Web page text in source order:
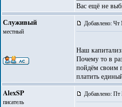
Вас ещё не
Служивый
местный
Добавлено:
Наш
Почему то в
пойдём своим
платить
AlexSP
писатель
Добавлено: